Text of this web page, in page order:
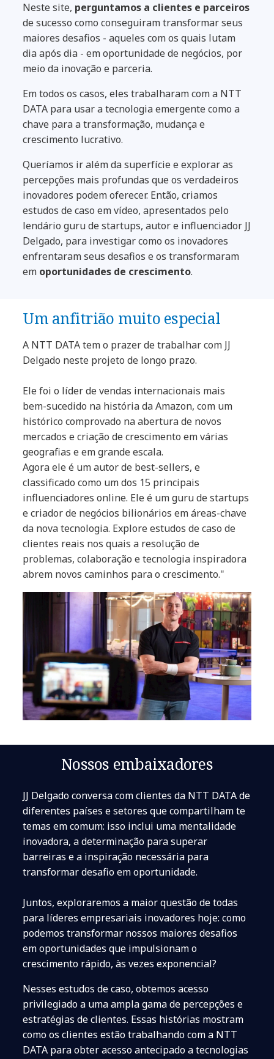
Neste site, perguntamos a clientes e parceiros
de sucesso como conseguiram transformar seus
maiores desafios - aqueles com os quais lutam
dia após dia - em oportunidade de negócios, por
meio da inovação e parceria.
Em todos os casos, eles trabalharam com a NTT
DATA para usar a tecnologia emergente como a
chave para a transformação, mudança e
crescimento lucrativo.
Queríamos ir além da superfície e explorar as
percepções mais profundas que os verdadeiros
inovadores podem oferecer. Então, criamos
estudos de caso em vídeo, apresentados pelo
lendário guru de startups, autor e influenciador JJ
Delgado, para investigar como os inovadores
enfrentaram seus desafios e os transformaram
em oportunidades de crescimento.
Um anfitrião muito especial​
A NTT DATA tem o prazer de trabalhar com JJ
Delgado neste projeto de longo prazo.
Ele foi o líder de vendas internacionais mais
bem-sucedido na história da Amazon, com um
histórico comprovado na abertura de novos
mercados e criação de crescimento em várias
geografias e em grande escala.
Agora ele é um autor de best-sellers, e
classificado como um dos 15 principais
influenciadores online. Ele é um guru de startups
e criador de negócios bilionários em áreas-chave
da nova tecnologia. Explore estudos de caso de
clientes reais nos quais a resolução de
problemas, colaboração e tecnologia inspiradora
abrem novos caminhos para o crescimento."
Nossos embaixadores​
JJ Delgado conversa com clientes da NTT DATA de
diferentes países e setores que compartilham te
temas em comum: isso inclui uma mentalidade
inovadora, a determinação para superar
barreiras e a inspiração necessária para
transformar desafio em oportunidade.
Juntos, exploraremos a maior questão de todas
para líderes empresariais inovadores hoje: como
podemos transformar nossos maiores desafios
em oportunidades que impulsionam o
crescimento rápido, às vezes exponencial?
Nesses estudos de caso, obtemos acesso
privilegiado a uma ampla gama de percepções e
estratégias de clientes. Essas histórias mostram
como os clientes estão trabalhando com a NTT
DATA para obter acesso antecipado a tecnologias